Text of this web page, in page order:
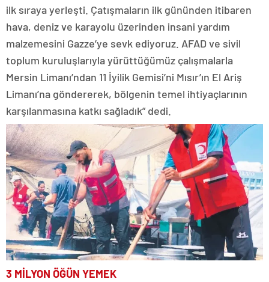
ilk sıraya yerleşti. Çatışmaların ilk gününden itibaren
hava, deniz ve karayolu üzerinden insani yardım
malzemesini Gazze’ye sevk ediyoruz. AFAD ve sivil
toplum kuruluşlarıyla yürüttüğümüz çalışmalarla
Mersin Limanı’ndan 11 İyilik Gemisi’ni Mısır’ın El Ariş
Limanı’na göndererek, bölgenin temel ihtiyaçlarının
karşılanmasına katkı sağladık” dedi.
3 MİLYON ÖĞÜN YEMEK